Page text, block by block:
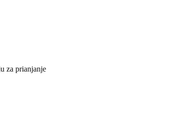
za prianjanje